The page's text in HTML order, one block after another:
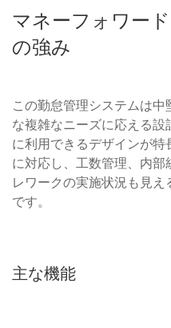
マネーフォワー
の強み
この勤怠管理システムは
な複雑なニーズに応える
に利用できるデザインが
に対応し、工数管理、内
レワークの実施状況も見
です。
主な機能